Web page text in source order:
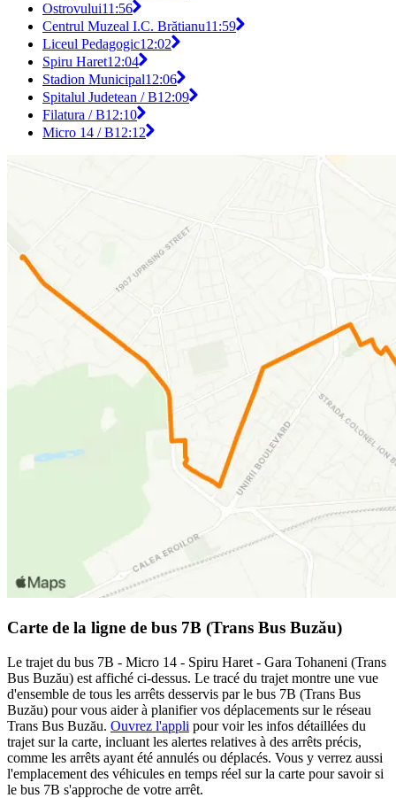
Ostrovului11:56
Centrul Muzeal I.C. Brătianu11:59
Liceul Pedagogic12:02
Spiru Haret12:04
Stadion Municipal12:06
Spitalul Judetean / B12:09
Filatura / B12:10
Micro 14 / B12:12
Carte de la ligne de bus 7B (Trans Bus Buzău)
Le trajet du bus 7B - Micro 14 - Spiru Haret - Gara Tohaneni (Trans
Bus Buzău) est affiché ci-dessus. Le tracé du trajet montre une vue
d'ensemble de tous les arrêts desservis par le bus 7B (Trans Bus
Buzău) pour vous aider à planifier vos déplacements sur le réseau
Trans Bus Buzău. Ouvrez l'appli pour voir les infos détaillées du
trajet sur la carte, incluant les alertes relatives à des arrêts précis,
comme les arrêts ayant été annulés ou déplacés. Vous y verrez aussi
l'emplacement des véhicules en temps réel sur la carte pour savoir si
le bus 7B s'approche de votre arrêt.